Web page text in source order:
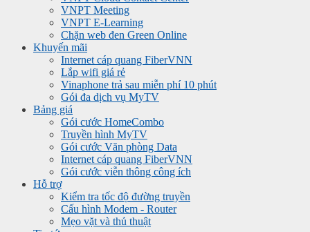
VNPT Meeting
VNPT E-Learning
Chặn web đen Green Online
Khuyến mãi
Internet cáp quang FiberVNN
Lắp wifi giá rẻ
Vinaphone trả sau miễn phí 10 phút
Gói đa dịch vụ MyTV
Bảng giá
Gói cước HomeCombo
Truyền hình MyTV
Gói cước Văn phòng Data
Internet cáp quang FiberVNN
Gói cước viễn thông công ích
Hỗ trợ
Kiểm tra tốc độ đường truyền
Cấu hình Modem - Router
Mẹo vặt và thủ thuật